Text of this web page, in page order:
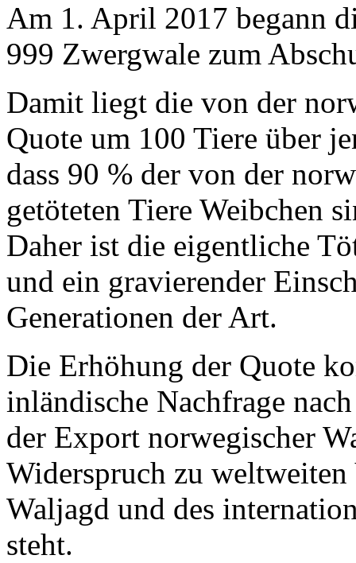
Am 1. April 2017 begann
999 Zwergwale zum
Damit liegt die von der
Quote um 100 Tiere über
dass 90 % der von der
getöteten Tiere Weibchen
Daher ist die eigentliche
und ein gravierender
Generationen der Art.
Die Erhöhung der Quote
inländische Nachfrage
der Export norwegischer
Widerspruch zu
Waljagd und des
steht.